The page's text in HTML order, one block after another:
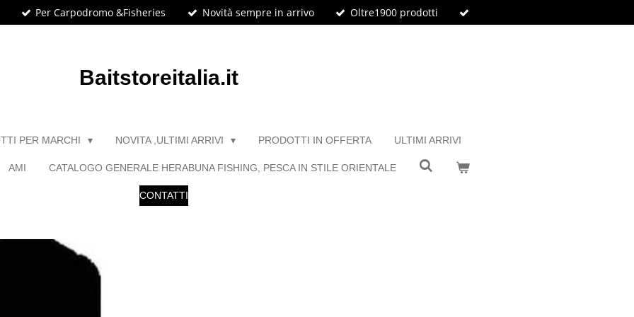
Per Carpodromo &Fisheries Novità sempre in arrivo Oltre1900 prodotti
Baitstoreitalia.it
PER MARCHI NOVITA ,ULTIMI ARRIVI PRODOTTI IN OFFERTA ULTIMI ARRIVI
AMI CATALOGO GENERALE HERABUNA FISHING, PESCA IN STILE ORIENTALE
CONTATTI